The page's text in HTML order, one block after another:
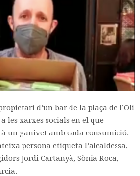
d’un bar de la plaça de l’Oli
les xarxes socials en el que
un ganivet amb cada consumició.
persona etiqueta l’alcaldessa,
Jordi Cartanyà, Sònia Roca,